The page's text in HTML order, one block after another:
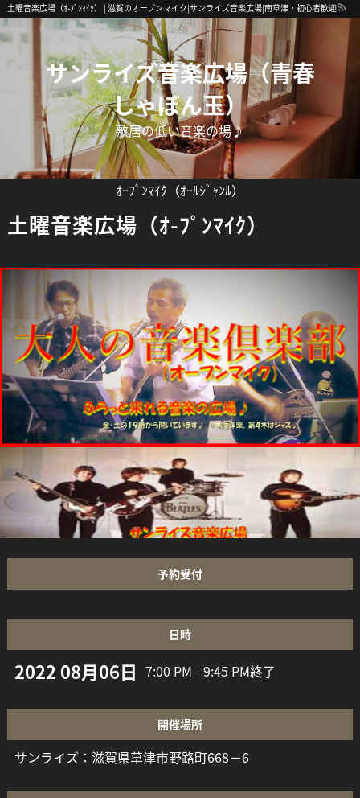
土曜音楽広場（ｵ-ﾌﾟﾝﾏｲｸ） | 滋賀のオープンマイク|サンライズ音楽広場|南草津・初心者歓迎
サンライズ音楽広場（青春
しゃぼん玉）
敷居の低い音楽の場♪
ｵｰﾌﾟﾝﾏｲｸ（ｵｰﾙｼﾞｬﾝﾙ）
土曜音楽広場（ｵ-ﾌﾟﾝﾏｲｸ）
予約受付
日時
2022 08月06日 7:00 PM - 9:45 PM終了
開催場所
サンライズ：滋賀県草津市野路町668－6